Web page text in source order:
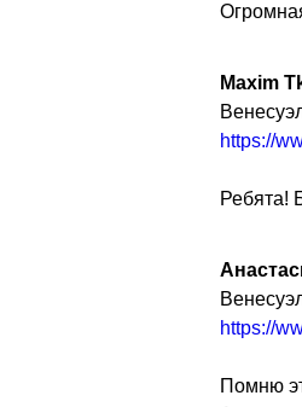
Maxim
https://
Ребята!
https://
Помню